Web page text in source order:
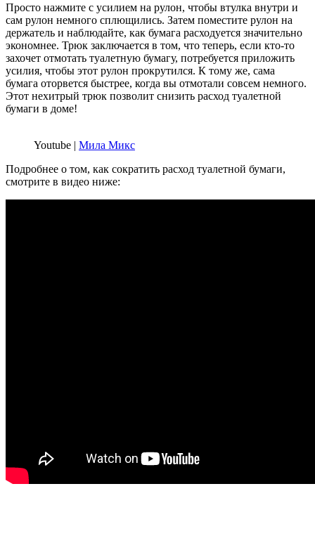
Просто нажмите с усилием на рулон, чтобы втулка внутри и
сам рулон немного сплющились. Затем поместите рулон на
держатель и наблюдайте, как бумага расходуется значительно
экономнее. Трюк заключается в том, что теперь, если кто-то
захочет отмотать туалетную бумагу, потребуется приложить
усилия, чтобы этот рулон прокрутился. К тому же, сама
бумага оторвется быстрее, когда вы отмотали совсем немного.
Этот нехитрый трюк позволит снизить расход туалетной
бумаги в доме!
Youtube | Мила Микс
Подробнее о том, как сократить расход туалетной бумаги,
смотрите в видео ниже: